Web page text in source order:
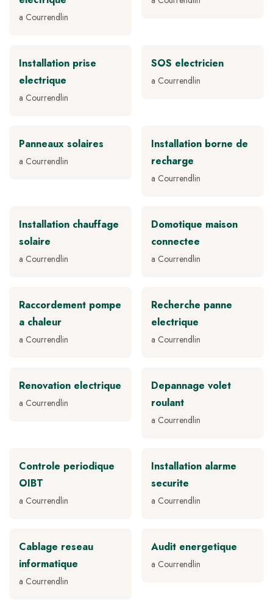
a Courrendlin
Installation prise
electrique
a Courrendlin
SOS electricien
a Courrendlin
Panneaux solaires
a Courrendlin
Installation borne de
recharge
a Courrendlin
Installation chauffage
solaire
a Courrendlin
Domotique maison
connectee
a Courrendlin
Raccordement pompe
a chaleur
a Courrendlin
Recherche panne
electrique
a Courrendlin
Renovation electrique
a Courrendlin
Depannage volet
roulant
a Courrendlin
Controle periodique
OIBT
a Courrendlin
Installation alarme
securite
a Courrendlin
Cablage reseau
informatique
a Courrendlin
Audit energetique
a Courrendlin